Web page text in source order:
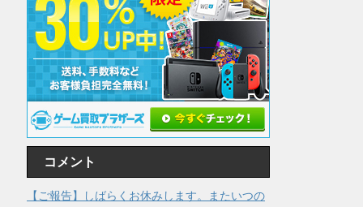
コメント
【ご報告】しばらくお休みします。またいつの